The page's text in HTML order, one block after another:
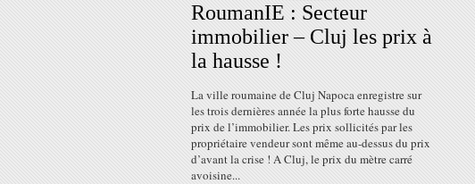
RoumanIE : Secteur
immobilier – Cluj les prix à
la hausse !
La ville roumaine de Cluj Napoca enregistre sur
les trois dernières année la plus forte hausse du
prix de l’immobilier. Les prix sollicités par les
propriétaire vendeur sont même au-dessus du prix
d’avant la crise ! A Cluj, le prix du mètre carré
avoisine...